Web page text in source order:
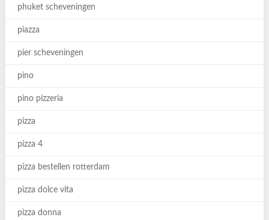
phuket scheveningen
piazza
pier scheveningen
pino
pino pizzeria
pizza
pizza 4
pizza bestellen rotterdam
pizza dolce vita
pizza donna